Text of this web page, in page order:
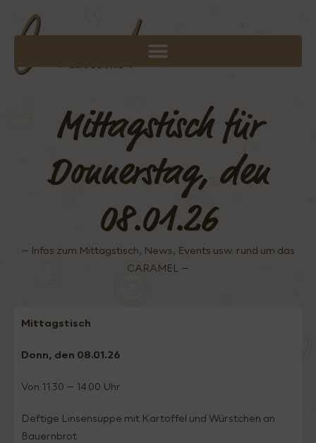
Mittagstisch für
Donnerstag, den
08.01.26
– Infos zum Mittagstisch, News, Events usw. rund um das
CARAMEL –
Mittagstisch
Donn, den 08.01.26
Von 11.30 – 14.00 Uhr
Deftige Linsensuppe mit Kartoffel und Würstchen an
Bauernbrot